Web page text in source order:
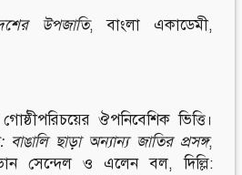
উপজাতি, বাংলা একাডেমী,
ঔপনিবেশিক ভিত্তি।
বাঙালি ছাড়া অন্যান্য জাতির প্রসঙ্গ,
সেন্দেল ও এলেন বল, দিল্লি: